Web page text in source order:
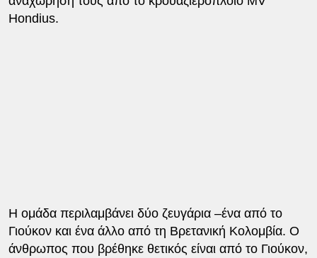
Hondius.
Η ομάδα περιλαμβάνει δύο ζευγάρια –ένα από το
Γιούκον και ένα άλλο από τη Βρετανική Κολομβία. Ο
άνθρωπος που βρέθηκε θετικός είναι από το Γιούκον,